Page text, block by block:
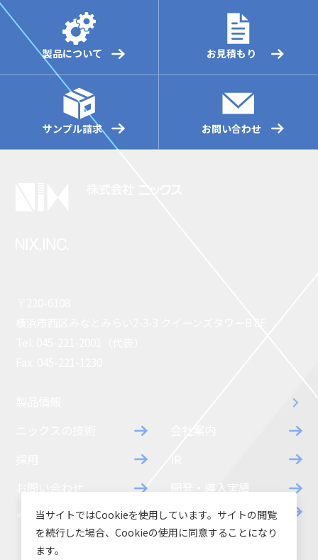
製品について お見積もり
サンプル請求 お問い合わせ
開発・導入実績
よくあるご質問
ダウンロード
当サイトではCookieを使用しています。サイトの閲覧
を続行した場合、Cookieの使用に同意することになり
ます。